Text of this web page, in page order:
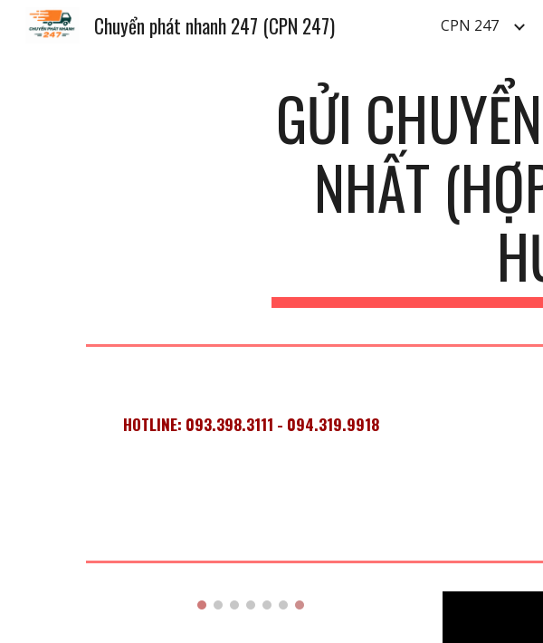
Skip to main content
Chuyển phát nhanh 247 (CPN 247) CPN 247
GỬI
NHẤT
H
HOTLINE: 093.398.3111 - 094.319.9918